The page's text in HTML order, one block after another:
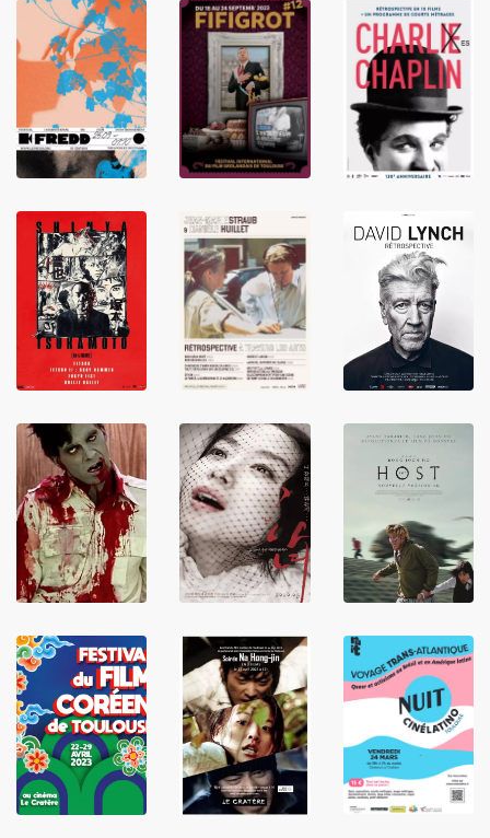
LIRE LIRE LIRE
LIRE LIRE
LIRE
LIRE LIRE LIRE
LIRE
LIRE
LIRE